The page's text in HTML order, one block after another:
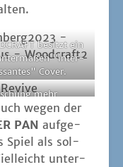
besitzt ein
"inter­
Cover.
mehr
wegen der
PAN auf­ge­
Spiel als sol­
unter­